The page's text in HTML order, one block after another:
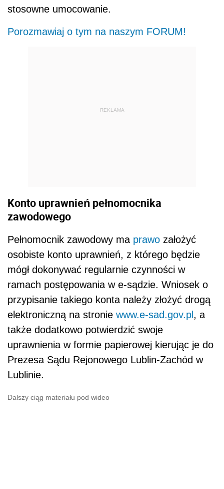
stosowne umocowanie.
Porozmawiaj o tym na naszym FORUM!
REKLAMA
Konto uprawnień pełnomocnika
zawodowego
Pełnomocnik zawodowy ma prawo założyć
osobiste konto uprawnień, z którego będzie
mógł dokonywać regularnie czynności w
ramach postępowania w e-sądzie. Wniosek o
przypisanie takiego konta należy złożyć drogą
elektroniczną na stronie www.e-sad.gov.pl , a
także dodatkowo potwierdzić swoje
uprawnienia w formie papierowej kierując je do
Prezesa Sądu Rejonowego Lublin-Zachód w
Lublinie.
Dalszy ciąg materiału pod wideo